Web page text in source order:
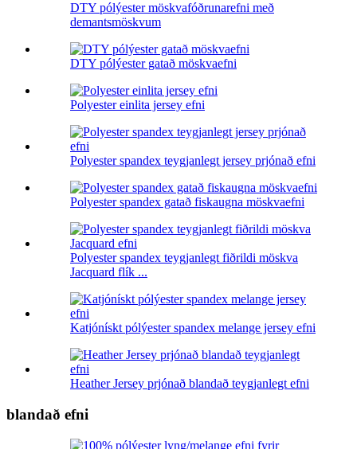
DTY pólýester möskvafóðrunarefni með
demantsmöskvum
DTY pólýester gatað möskvaefni
Polyester einlita jersey efni
Polyester spandex teygjanlegt jersey prjónað efni
Polyester spandex gatað fiskaugna möskvaefni
Polyester spandex teygjanlegt fiðrildi möskva
Jacquard flík ...
Katjónískt pólýester spandex melange jersey efni
Heather Jersey prjónað blandað teygjanlegt efni
blandað efni